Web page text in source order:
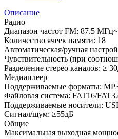
Описание
Радио
Диапазон частот FM: 87.5
Количество ячеек памяти: 18
Автоматическая/ручная
Чувствительность (при
Разделение стерео каналов: ≥
Медиаплеер
Поддерживаемые форматы:
Файловая система: FAT16/
Поддерживаемые носители:
Сигнал/шум: ≥55дБ
Общие
Максимальная выходная